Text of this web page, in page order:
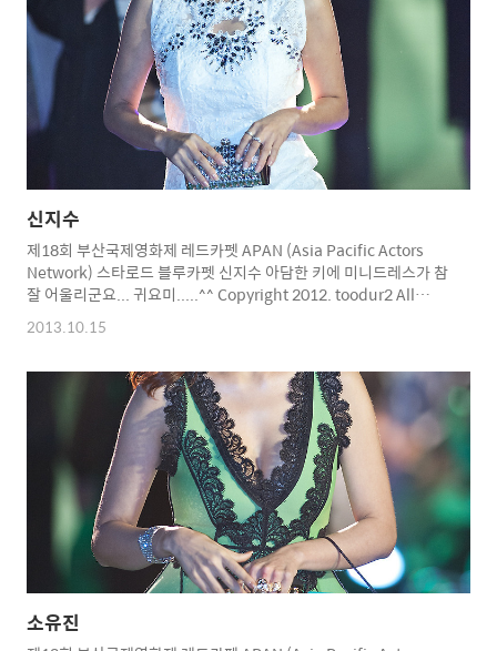
신지수
제18회 부산국제영화제 레드카펫 APAN (Asia Pacific Actors
Network) 스타로드 블루카펫 신지수 아담한 키에 미니드레스가 참
잘 어울리군요... 귀요미.....^^ Copyright 2012. toodur2 All
pictures cannot be copied without permission. Copyright
2012. toodur2 All pictures cannot be copied without
2013.10.15
소유진